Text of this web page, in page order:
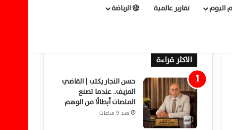
اليوم تقارير عالمية الرياضة
الاكثر قراءة
حسن النجار يكتب | القاضي
المزيف.. عندما تصنع
المنصات أبطالًا من الوهم
منذ 9 ساعات